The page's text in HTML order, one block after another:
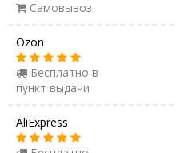
Самовывоз
Ozon
Бесплатно в
пункт выдачи
AliExpress